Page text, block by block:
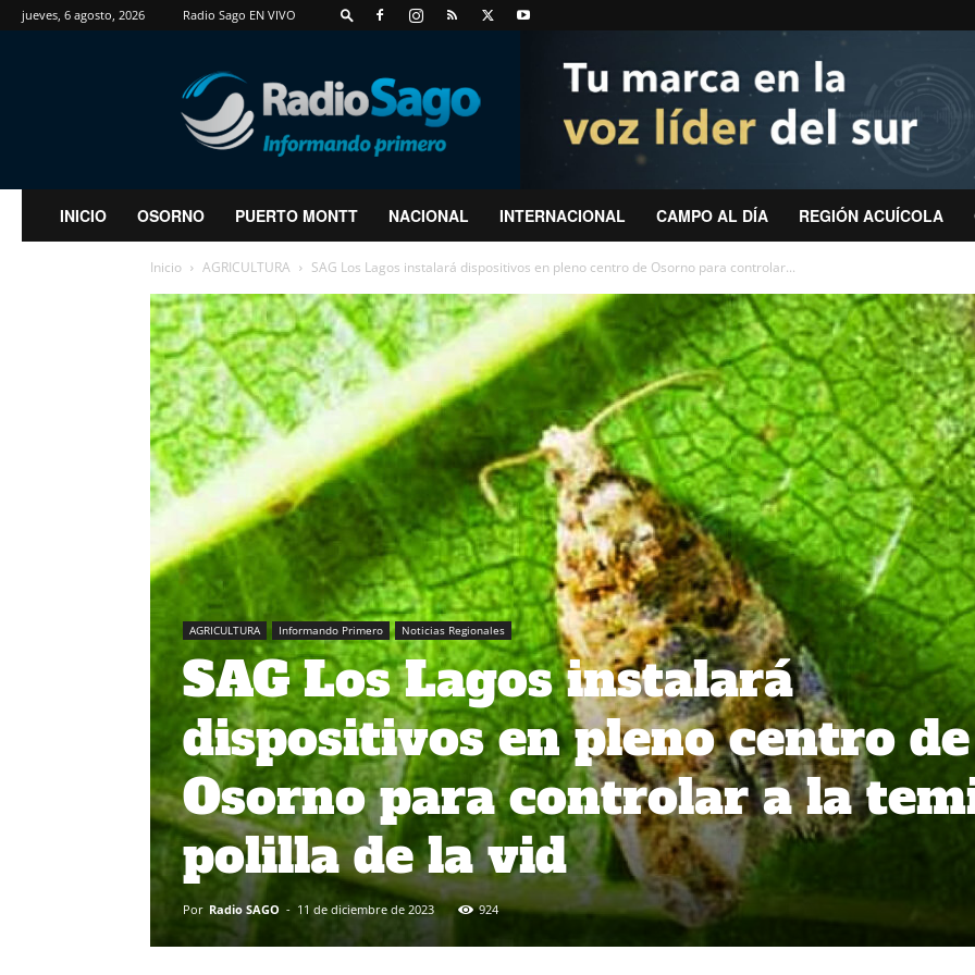
jueves, 6 agosto, 2026 Radio Sago EN VIVO
RadioSago
INICIO OSORNO PUERTO MONTT NACIONAL INTERNACIONAL CAMPO AL DÍA REGIÓN ACUÍCOLA
Inicio AGRICULTURA SAG Los Lagos instalará dispositivos en pleno centro de Osorno para controlar...
AGRICULTURA Informando Primero Noticias Regionales
SAG Los Lagos instalará
dispositivos en pleno centro de
Osorno para controlar a la
polilla de la vid
Por Radio SAGO - 11 de diciembre de 2023 924